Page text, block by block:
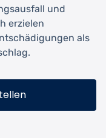
und
erzielen
als